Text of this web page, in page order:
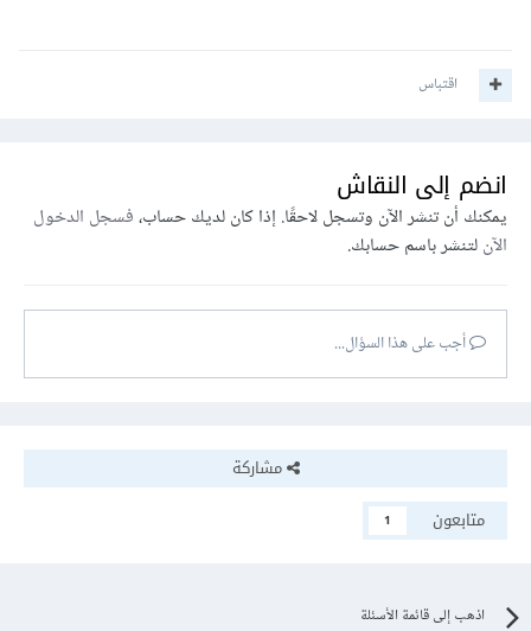
اقتباس
انضم إلى النقاش
يمكنك أن تنشر الآن وتسجل لاحقًا. إذا كان لديك حساب،فسجل الدخول
الآنلتنشر باسم حسابك.
أجب على هذا السؤال...
مشاركة
متابعون
1
اذهب إلى قائمة الأسئلة